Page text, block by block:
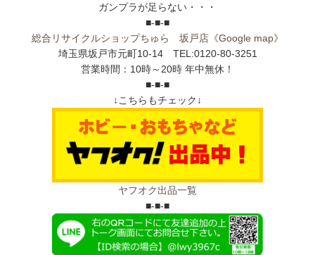
ガンプラが足らない・・・
■-■-■
総合リサイクルショップちゅら 坂戸店 《Google map》
埼玉県坂戸市元町10-14 TEL:0120-80-3251
営業時間：10時～20時 年中無休！
■-■-■
↓こちらもチェック↓
ヤフオク出品一覧
■-■-■